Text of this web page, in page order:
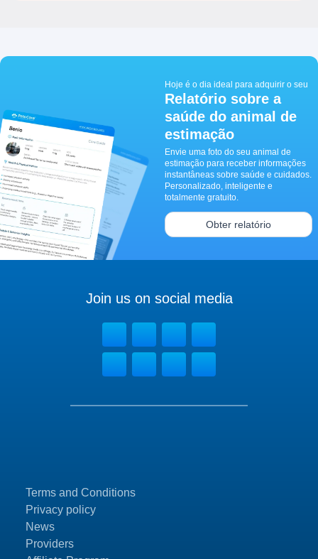
Hoje é o dia ideal para adquirir o seu
Relatório sobre a
saúde do animal de
estimação
Envie uma foto do seu animal de
estimação para receber informações
instantâneas sobre saúde e cuidados.
Personalizado, inteligente e
totalmente gratuito.
Obter relatório
Terms and Conditions
Privacy policy
News
Providers
Join us on social media